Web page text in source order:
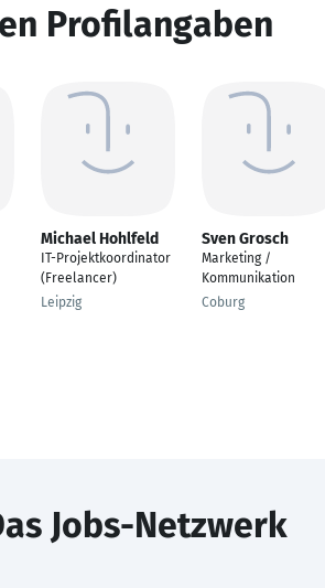
Profilangaben
Michael Hohlfeld
IT-Projektkoordinator
(Freelancer)
Leipzig
Sven Grosch
Marketing /
Kommunikation
Coburg
Jobs-Netzwerk